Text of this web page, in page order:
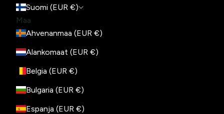
Suomi (EUR €)
Maa
Ahvenanmaa (EUR €)
Alankomaat (EUR €)
Belgia (EUR €)
Bulgaria (EUR €)
Espanja (EUR €)